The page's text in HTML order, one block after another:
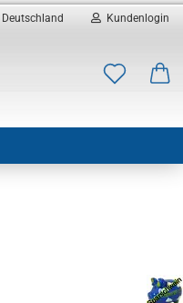
Deutschland Kundenlogin